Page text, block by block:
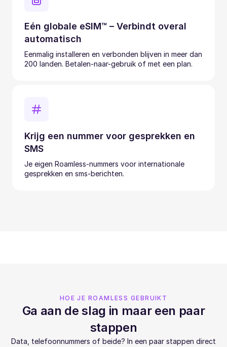
Eén globale eSIM™ – Verbindt overal
automatisch
Eenmalig installeren en verbonden blijven in meer dan
200 landen. Betalen-naar-gebruik of met een plan.
Krijg een nummer voor gesprekken en
SMS
Je eigen Roamless-nummers voor internationale
gesprekken en sms-berichten.
HOE JE ROAMLESS GEBRUIKT
Ga aan de slag in maar een paar
stappen
Data, telefoonnummers of beide? In een paar stappen direct